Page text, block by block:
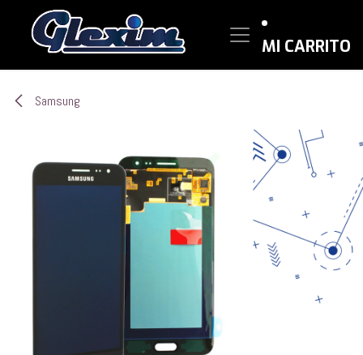
Ir al contenido
MI CARRITO
Samsung